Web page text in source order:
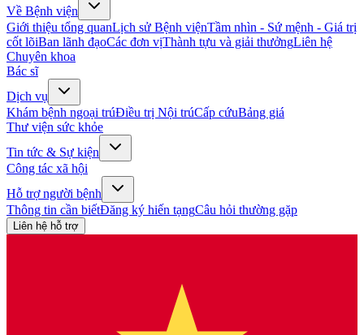
Về Bệnh viện
Giới thiệu tổng quanLịch sử Bệnh việnTầm nhìn - Sứ mệnh - Giá trị
cốt lõiBan lãnh đạoCác đơn vịThành tựu và giải thưởngLiên hệ
Chuyên khoa
Bác sĩ
Dịch vụ
Khám bệnh ngoại trúĐiều trị Nội trúCấp cứuBảng giá
Thư viện sức khỏe
Tin tức & Sự kiện
Công tác xã hội
Hỗ trợ người bệnh
Thông tin cần biếtĐăng ký hiến tạngCâu hỏi thường gặp
Liên hệ hỗ trợ